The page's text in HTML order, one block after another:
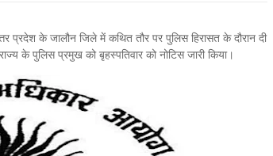
प्रदेश के जालौन जिले में कथित तौर पर पुलिस हिरासत के दौरान दी
के पुलिस प्रमुख को बृहस्पतिवार को नोटिस जारी किया।